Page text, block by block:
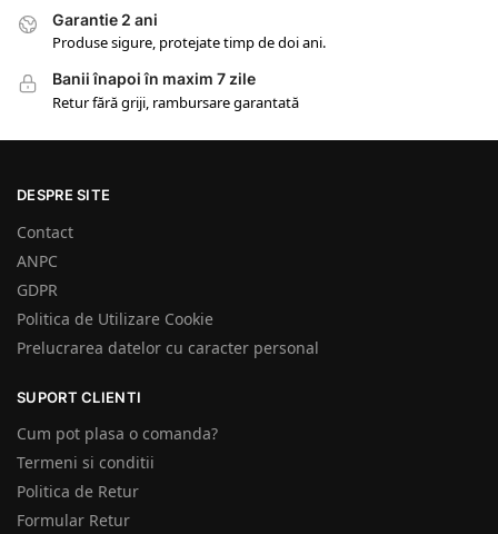
Garantie 2 ani
Produse sigure, protejate timp de doi ani.
Banii înapoi în maxim 7 zile
Retur fără griji, rambursare garantată
DESPRE SITE
Contact
ANPC
GDPR
Politica de Utilizare Cookie
Prelucrarea datelor cu caracter personal
SUPORT CLIENTI
Cum pot plasa o comanda?
Termeni si conditii
Politica de Retur
Formular Retur